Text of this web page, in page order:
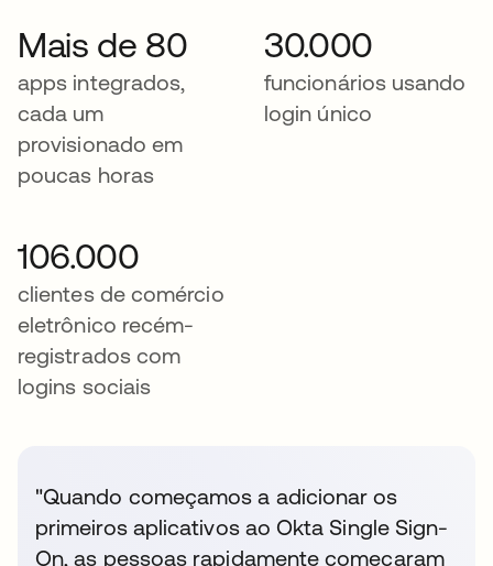
Mais de 80
apps integrados,
cada um
provisionado em
poucas horas
30.000
funcionários usando
login único
106.000
clientes de comércio
eletrônico recém-
registrados com
logins sociais
"Quando começamos a adicionar os
primeiros aplicativos ao Okta Single Sign-
On, as pessoas rapidamente começaram